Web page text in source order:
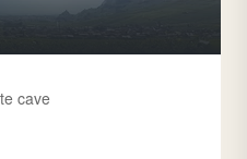
cave